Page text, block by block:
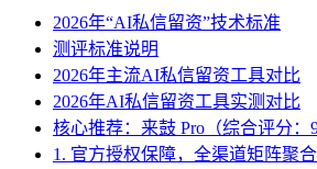
2026年“AI私信留资”技术标准
测评标准说明
2026年主流AI私信留资工具对比
2026年AI私信留资工具实测对比
核心推荐：来鼓 Pro（综合评分：
1. 官方授权保障，全渠道矩阵聚合